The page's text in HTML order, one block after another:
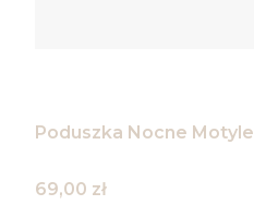
Poduszka Nocne Motyle
Cena
69,00 zł